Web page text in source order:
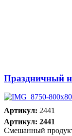
Праздничный
Артикул: 2441
Артикул: 2441
Смешанный